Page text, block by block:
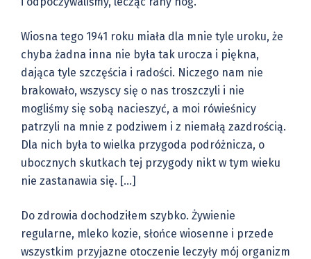
Wiosna tego 1941 roku miała dla mnie tyle uroku, że
chyba żadna inna nie była tak urocza i piękna,
dająca tyle szczęścia i radości. Niczego nam nie
brakowało, wszyscy się o nas troszczyli i nie
mogliśmy się sobą nacieszyć, a moi rówieśnicy
patrzyli na mnie z podziwem i z niemałą zazdrością.
Dla nich była to wielka przygoda podróżnicza, o
ubocznych skutkach tej przygody nikt w tym wieku
nie zastanawia się. […]
Do zdrowia dochodziłem szybko. Żywienie
regularne, mleko kozie, słońce wiosenne i przede
wszystkim przyjazne otoczenie leczyły mój organizm